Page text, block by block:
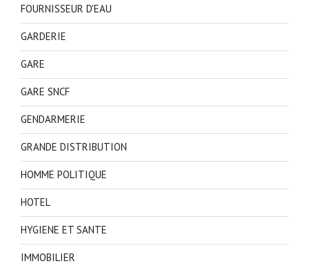
FOURNISSEUR D'EAU
GARDERIE
GARE
GARE SNCF
GENDARMERIE
GRANDE DISTRIBUTION
HOMME POLITIQUE
HOTEL
HYGIENE ET SANTE
IMMOBILIER